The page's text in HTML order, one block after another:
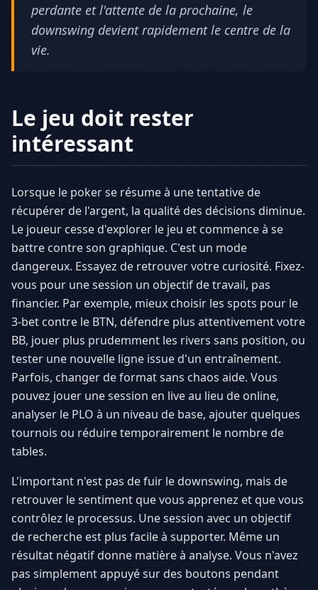
perdante et l'attente de la prochaine, le
downswing devient rapidement le centre de la
vie.
Le jeu doit rester
intéressant
Lorsque le poker se résume à une tentative de
récupérer de l'argent, la qualité des décisions diminue.
Le joueur cesse d'explorer le jeu et commence à se
battre contre son graphique. C'est un mode
dangereux. Essayez de retrouver votre curiosité. Fixez-
vous pour une session un objectif de travail, pas
financier. Par exemple, mieux choisir les spots pour le
3-bet contre le BTN, défendre plus attentivement votre
BB, jouer plus prudemment les rivers sans position, ou
tester une nouvelle ligne issue d'un entraînement.
Parfois, changer de format sans chaos aide. Vous
pouvez jouer une session en live au lieu de online,
analyser le PLO à un niveau de base, ajouter quelques
tournois ou réduire temporairement le nombre de
tables.
L'important n'est pas de fuir le downswing, mais de
retrouver le sentiment que vous apprenez et que vous
contrôlez le processus. Une session avec un objectif
de recherche est plus facile à supporter. Même un
résultat négatif donne matière à analyse. Vous n'avez
pas simplement appuyé sur des boutons pendant